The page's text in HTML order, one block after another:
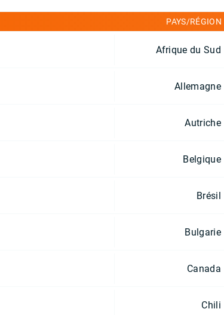
PAYS/RÉGION
Afrique du Sud
Allemagne
Autriche
Belgique
Brésil
Bulgarie
Canada
Chili